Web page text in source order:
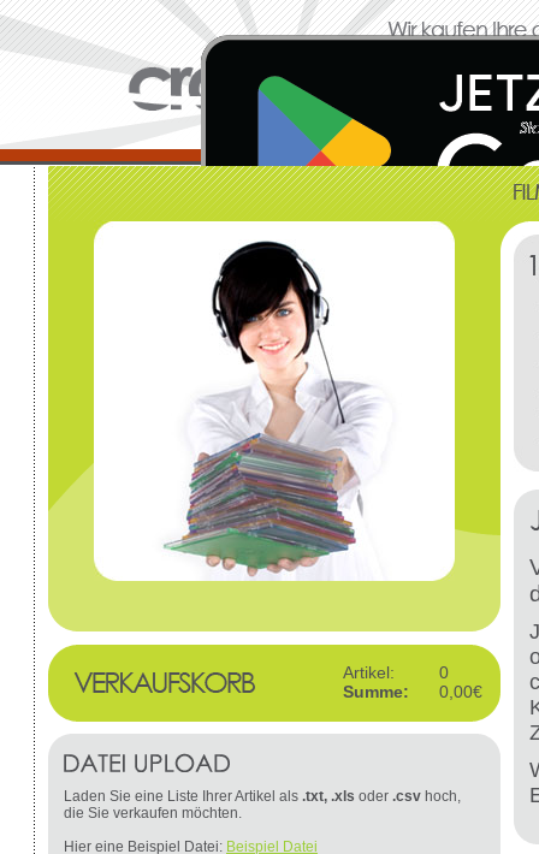
Artikel:
0
Summe:
0,00€
Laden Sie eine Liste Ihrer Artikel als .txt, .xls oder .csv hoch,
die Sie verkaufen möchten.
Hier eine Beispiel Datei: Beispiel Datei